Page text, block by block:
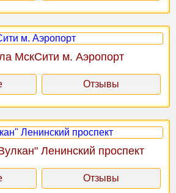
МскСити м. Аэропорт
Отзывы
Ленинский проспект
Отзывы